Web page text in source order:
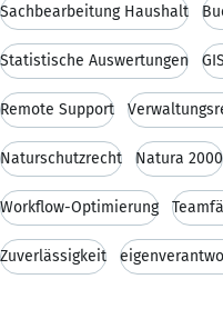
Sachbearbeitung Haushalt
Statistische Auswertungen
Remote Support
Naturschutzrecht Natura 2000
Workflow-Optimierung
Zuverlässigkeit